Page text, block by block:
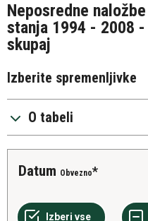
Neposredne
stanja 1994 - 2008
skupaj
Izberite spremenljivke
O tabeli
Datum Obvezno